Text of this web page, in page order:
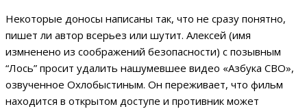
Некоторые доносы написаны так, что не сразу понятно,
пишет ли автор всерьез или шутит. Алексей (имя
измненено из соображений безопасности) с позывным
“Лось” просит удалить нашумевшее видео «Азбука СВО»,
озвученное Охлобыстиным. Он переживает, что фильм
находится в открытом доступе и противник может